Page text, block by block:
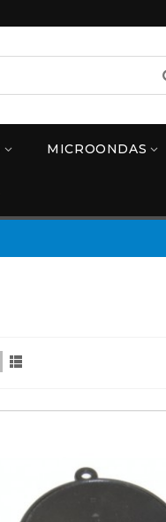
MICROONDAS